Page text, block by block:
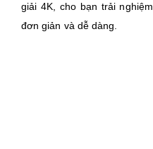
giải 4K, cho bạn trải
đơn giản và dễ dàng.